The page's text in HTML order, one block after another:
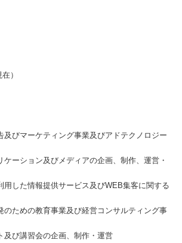
）
及びマーケティング事業及びアドテクノロジー
ケーション及びメディアの企画、制作、運営・
用した情報提供サービス及びWEB集客に関する
のための教育事業及び経営コンサルティング事
及び講習会の企画、制作・運営